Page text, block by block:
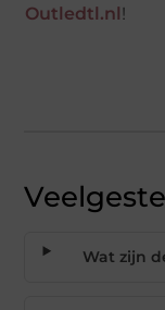
Outledtl.nl !
Wat zijn